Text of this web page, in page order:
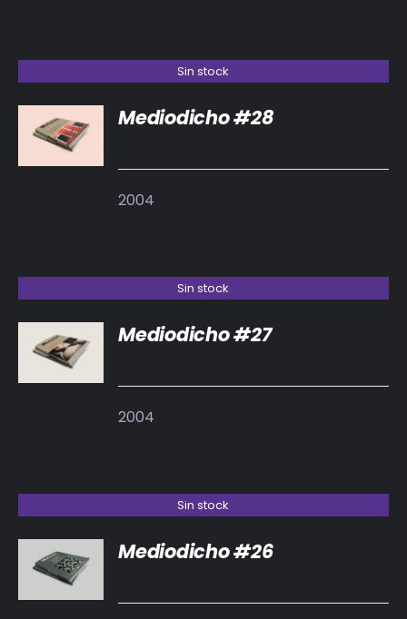
Sin stock
DETALLES
Mediodicho #28
2004
Sin stock
DETALLES
Mediodicho #27
2004
Sin stock
DETALLES
Mediodicho #26